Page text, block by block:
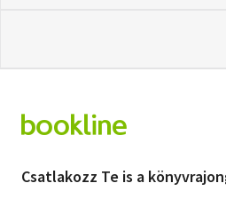
Csatlakozz Te is a